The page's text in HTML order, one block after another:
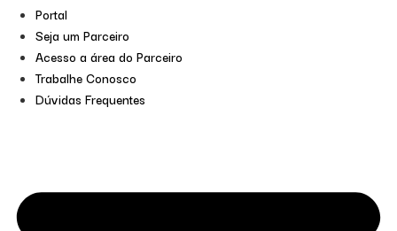
Portal
Seja um Parceiro
Acesso a área do Parceiro
Trabalhe Conosco
Dúvidas Frequentes